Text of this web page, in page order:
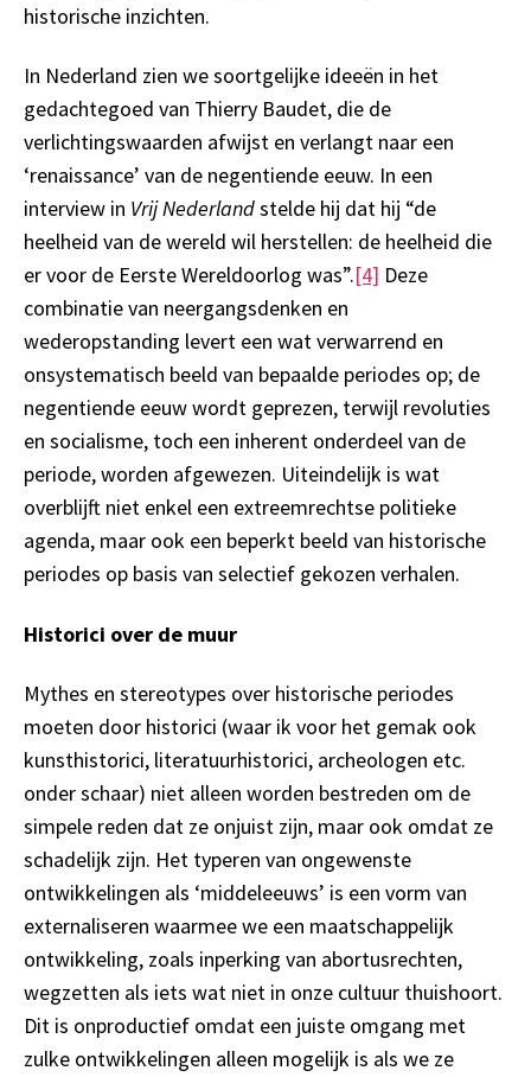
historische inzichten.
In Nederland zien we soortgelijke ideeën in het
gedachtegoed van Thierry Baudet, die de
verlichtingswaarden afwijst en verlangt naar een
‘renaissance’ van de negentiende eeuw. In een
interview in Vrij Nederlandstelde hij dat hij “de
heelheid van de wereld wil herstellen: de heelheid die
er voor de Eerste Wereldoorlog was”.[4] Deze
combinatie van neergangsdenken en
wederopstanding levert een wat verwarrend en
onsystematisch beeld van bepaalde periodes op; de
negentiende eeuw wordt geprezen, terwijl revoluties
en socialisme, toch een inherent onderdeel van de
periode, worden afgewezen. Uiteindelijk is wat
overblijft niet enkel een extreemrechtse politieke
agenda, maar ook een beperkt beeld van historische
periodes op basis van selectief gekozen verhalen.
Historici over de muur
Mythes en stereotypes over historische periodes
moeten door historici (waar ik voor het gemak ook
kunsthistorici, literatuurhistorici, archeologen etc.
onder schaar) niet alleen worden bestreden om de
simpele reden dat ze onjuist zijn, maar ook omdat ze
schadelijk zijn. Het typeren van ongewenste
ontwikkelingen als ‘middeleeuws’ is een vorm van
externaliseren waarmee we een maatschappelijk
ontwikkeling, zoals inperking van abortusrechten,
wegzetten als iets wat niet in onze cultuur thuishoort.
Dit is onproductief omdat een juiste omgang met
zulke ontwikkelingen alleen mogelijk is als we ze